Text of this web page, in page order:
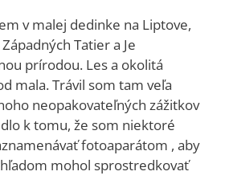
v malej dedinke na Liptove,
Tatier a Je
prírodou. Les a okolitá
mala. Trávil som tam veľa
neopakovateľných zážitkov
k tomu, že som niektoré
fotoaparátom , aby
mohol sprostredkovať